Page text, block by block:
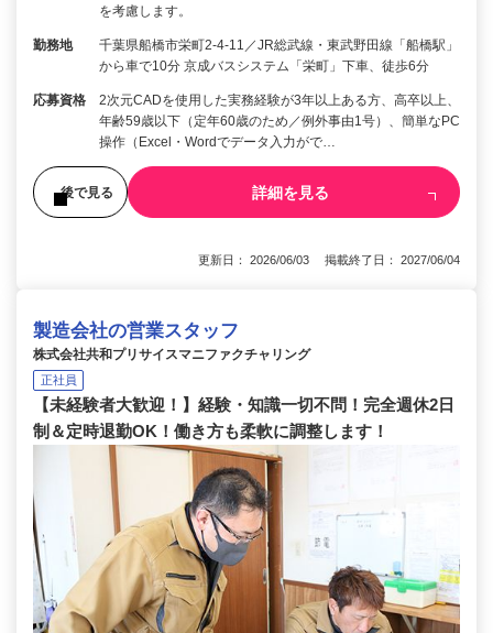
を考慮します。
勤務地
千葉県船橋市栄町2-4-11／JR総武線・東武野田線「船橋駅」
から車で10分 京成バスシステム「栄町」下車、徒歩6分
応募資格
2次元CADを使用した実務経験が3年以上ある方、高卒以上、
年齢59歳以下（定年60歳のため／例外事由1号）、簡単なPC
操作（Excel・Wordでデータ入力がで…
後で見る 詳細を見る
更新日： 2026/06/03 掲載終了日： 2027/06/04
製造会社の営業スタッフ
株式会社共和プリサイスマニファクチャリング
正社員
【未経験者大歓迎！】経験・知識一切不問！完全週休2日
制＆定時退勤OK！働き方も柔軟に調整します！